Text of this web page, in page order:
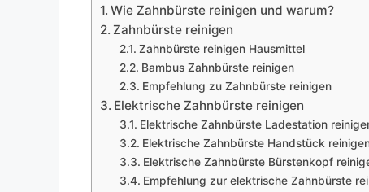
Wie Zahnbürste reinigen und warum?
Zahnbürste reinigen
Zahnbürste reinigen Hausmittel
Bambus Zahnbürste reinigen
Empfehlung zu Zahnbürste reinigen
Elektrische Zahnbürste reinigen
Elektrische Zahnbürste Ladestation
Elektrische Zahnbürste Handstück
Elektrische Zahnbürste Bürstenkopf
Empfehlung zur elektrische Zahnbürste